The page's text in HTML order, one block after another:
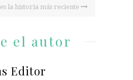
es la historia más reciente
el autor
Editor